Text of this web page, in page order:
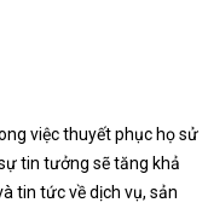
việc thuyết phục họ sử
tin tưởng sẽ tăng khả
tin tức về dịch vụ, sản